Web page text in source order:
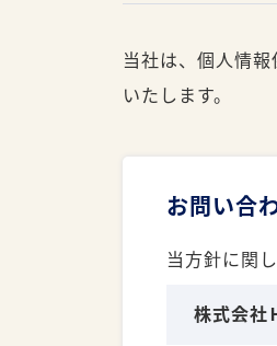
当社は、個人情
いたします。
お問い合
当方針に関
株式会社